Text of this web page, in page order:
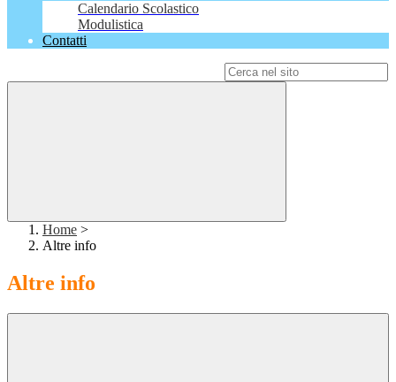
Calendario Scolastico
Modulistica
Contatti
Home >
Altre info
Altre info